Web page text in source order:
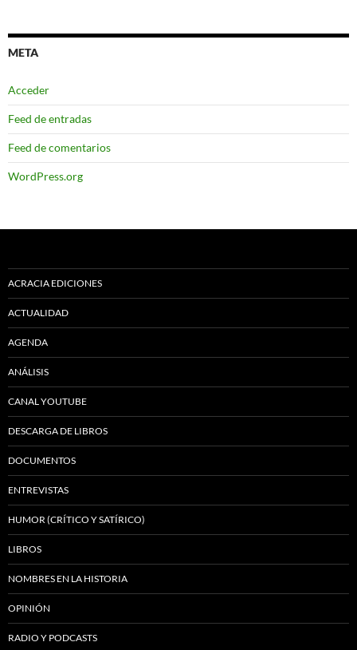
META
Acceder
Feed de entradas
Feed de comentarios
WordPress.org
ACRACIA EDICIONES
ACTUALIDAD
AGENDA
ANÁLISIS
CANAL YOUTUBE
DESCARGA DE LIBROS
DOCUMENTOS
ENTREVISTAS
HUMOR (CRÍTICO Y SATÍRICO)
LIBROS
NOMBRES EN LA HISTORIA
OPINIÓN
RADIO Y PODCASTS